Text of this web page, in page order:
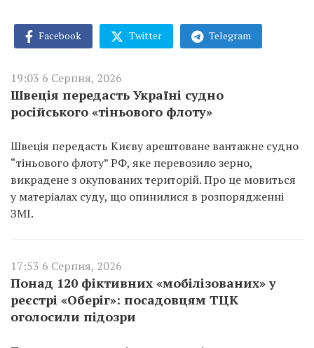
Facebook Twitter Telegram
19:03 6 Серпня, 2026
Швеція передасть Україні судно
російського «тіньового флоту»
Швеція передасть Києву арештоване вантажне судно
“тіньового флоту” РФ, яке перевозило зерно,
викрадене з окупованих територій. Про це мовиться
у матеріалах суду, що опинилися в розпорядженні
ЗМІ.
17:53 6 Серпня, 2026
Понад 120 фіктивних «мобілізованих» у
реєстрі «Оберіг»: посадовцям ТЦК
оголосили підозри